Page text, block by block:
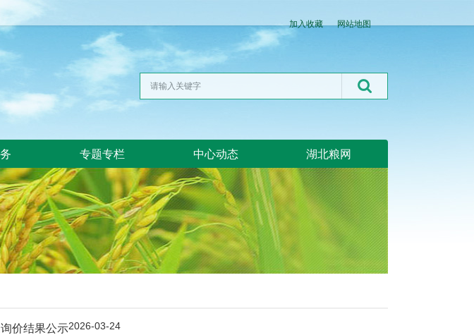
加入收藏 网站地图
专题专栏 中心动态 湖北粮网
价结果公示2026-03-24